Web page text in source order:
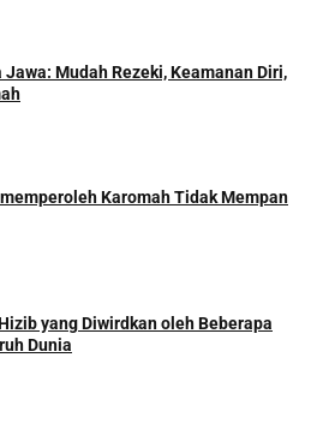
Jawa: Mudah Rezeki, Keamanan Diri,
Karomah Tidak Mempan
yang Diwirdkan oleh Beberapa
Dunia